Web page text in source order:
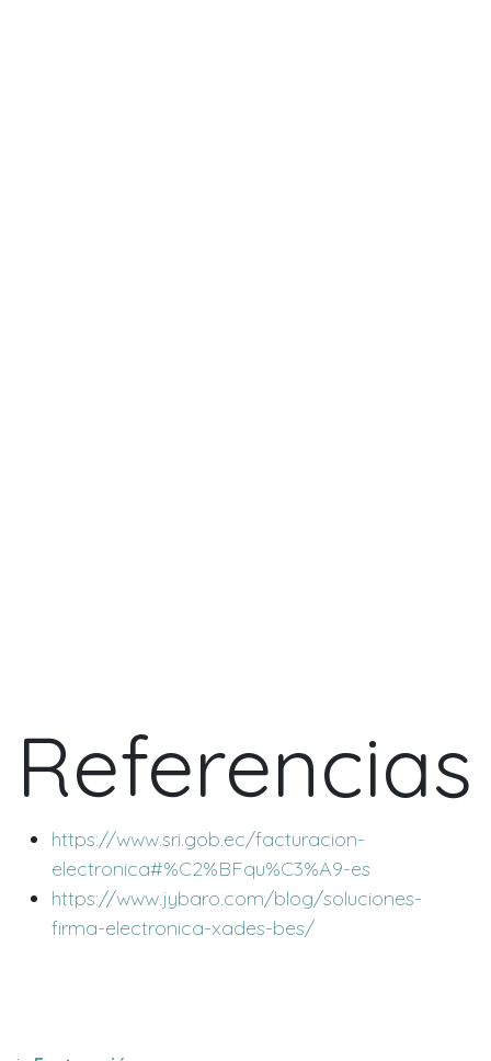
Referencias
https://www.sri.gob.ec/facturacion-
electronica#%C2%BFqu%C3%A9-es
https://www.jybaro.com/blog/soluciones-
firma-electronica-xades-bes/